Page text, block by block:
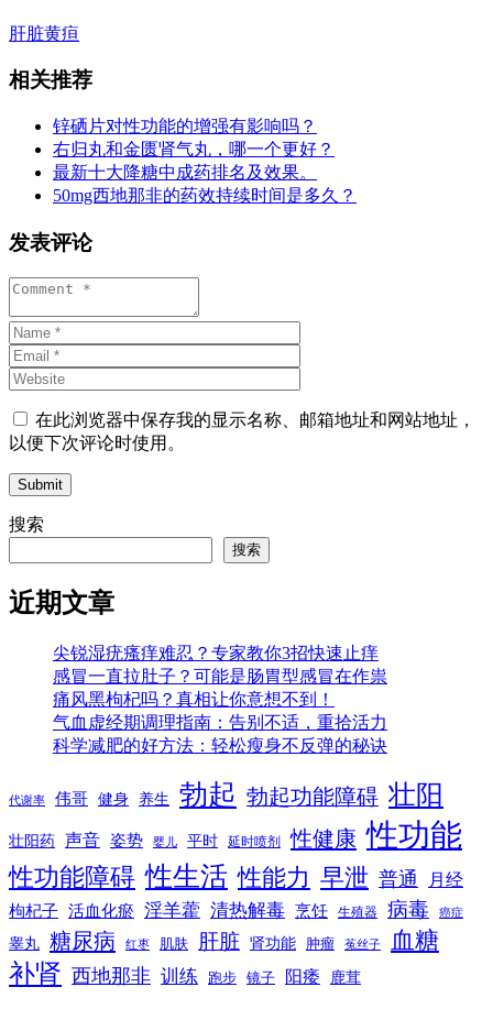
肝脏黄疸
相关推荐
锌硒片对性功能的增强有影响吗？
右归丸和金匮肾气丸，哪一个更好？
最新十大降糖中成药排名及效果。
50mg西地那非的药效持续时间是多久？
发表评论
在此浏览器中保存我的显示名称、邮箱地址和网站地址，
以便下次评论时使用。
Submit
搜索
搜索
近期文章
尖锐湿疣瘙痒难忍？专家教你3招快速止痒
感冒一直拉肚子？可能是肠胃型感冒在作祟
痛风黑枸杞吗？真相让你意想不到！
气血虚经期调理指南：告别不适，重拾活力
科学减肥的好方法：轻松瘦身不反弹的秘诀
代谢率 伟哥 健身 养生 勃起 勃起功能障碍 壮阳
壮阳药 声音 姿势 婴儿 平时 延时喷剂 性健康 性功能
性功能障碍 性生活 性能力 早泄 普通 月经
枸杞子 活血化瘀 淫羊藿 清热解毒 烹饪 生殖器 病毒 癌症
睾丸 糖尿病 红枣 肌肤 肝脏 肾功能 肿瘤 菟丝子 血糖
补肾 西地那非 训练 跑步 镜子 阳痿 鹿茸